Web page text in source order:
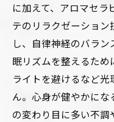
に加えて、アロマセラ
テのリラクゼーション
し、自律神経のバラ
眠リズムを整えるた
ライトを避けるなど
ん。心身が健やかに
の変わり目に多い不調